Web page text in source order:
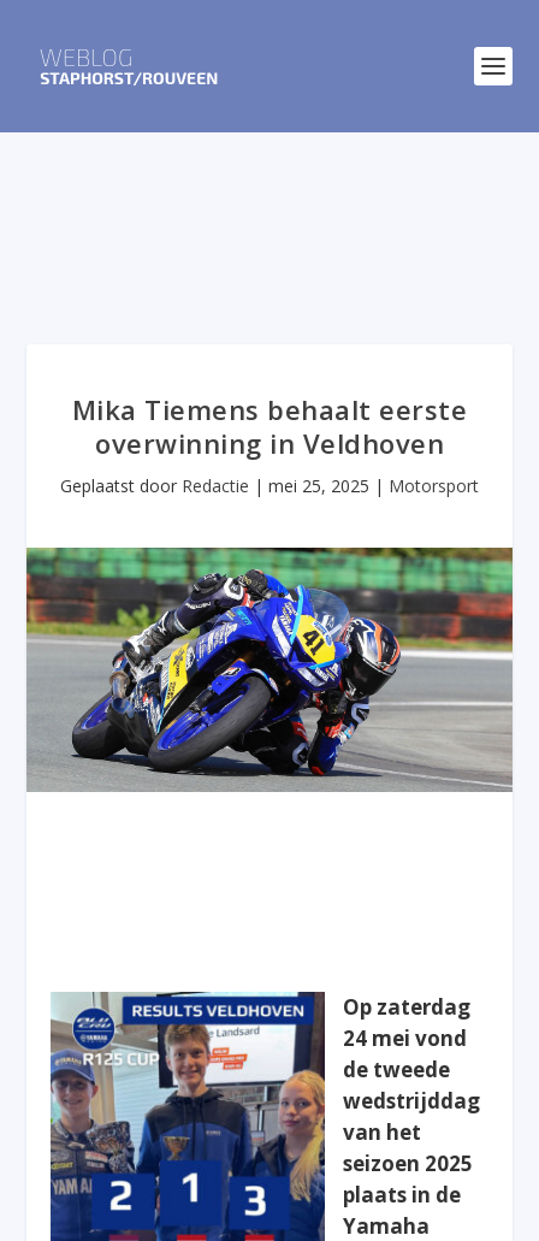
Mika Tiemens behaalt eerste
overwinning in Veldhoven
Geplaatst door Redactie | mei 25, 2025 | Motorsport
Op zaterdag
24 mei vond
de tweede
wedstrijddag
van het
seizoen 2025
plaats in de
Yamaha